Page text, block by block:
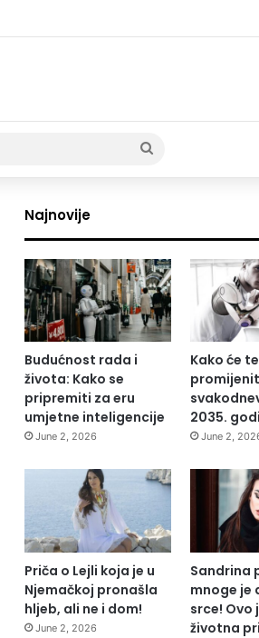
Pretraži
Najnovije
Budućnost rada i
života: Kako se
pripremiti za eru
umjetne inteligencije
June 2, 2026
Kako će
2035.
June 2,
Priča o Lejli koja je u
Njemačkoj pronašla
hljeb, ali ne i dom!
June 2, 2026
Sandrina
mnoge je
srce! Ovo
životna